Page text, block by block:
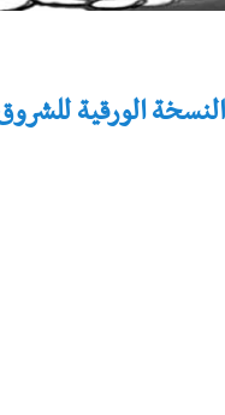
الورقية للشروق -